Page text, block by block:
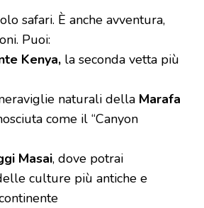
safari. È anche avventura,
Puoi:
Kenya, la seconda vetta più
naturali della Marafa
come il “Canyon
Masai, dove potrai
culture più antiche e